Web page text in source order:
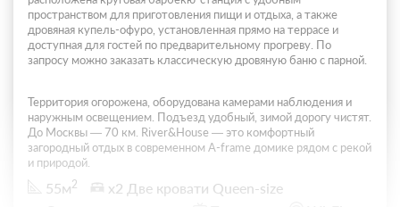
пространством для приготовления пищи и отдыха, а также
дровяная купель-офуро, установленная прямо на террасе и
доступная для гостей по предварительному прогреву. По
запросу можно заказать классическую дровяную баню с парной.
Территория огорожена, оборудована камерами наблюдения и
наружным освещением. Подъезд удобный, зимой дорогу чистят.
До Москвы — 70 км. River&House — это комфортный
загородный отдых в современном A-frame домике рядом с рекой
и природой.
55м2
x2 Две кровати Queen-size